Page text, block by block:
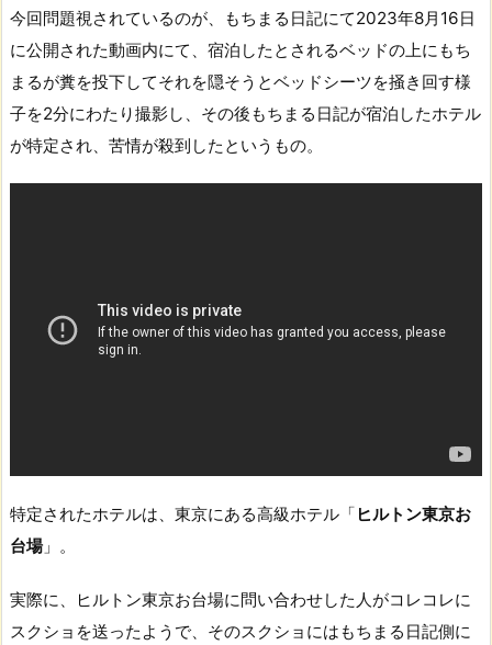
今回問題視されているのが、もちまる日記にて2023年8月16日
に公開された動画内にて、宿泊したとされるベッドの上にもち
まるが糞を投下してそれを隠そうとベッドシーツを掻き回す様
子を2分にわたり撮影し、その後もちまる日記が宿泊したホテル
が特定され、苦情が殺到したというもの。
特定されたホテルは、東京にある高級ホテル「 ヒルトン東京お
台場」。
実際に、ヒルトン東京お台場に問い合わせした人がコレコレに
スクショを送ったようで、そのスクショにはもちまる日記側に